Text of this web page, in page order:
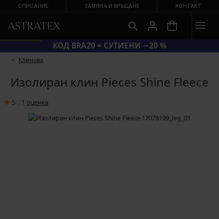
СПИСАНИЕ ЗАМЯНА И ВРЪЩАНЕ КОНТАКТ
КОД BRA20 = СУТИЕНИ −20 %
Клинове
Изолиран клин Pieces Shine Fleece
5 1 oценка